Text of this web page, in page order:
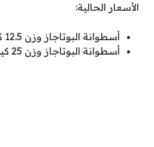
الأسعار الحالية:
أسطوانة البوتاجاز وزن 12.5 كيلوجرام: 275 جنيهًا.
أسطوانة البوتاجاز وزن 25 كيلوجرامًا: 550 جنيهًا.